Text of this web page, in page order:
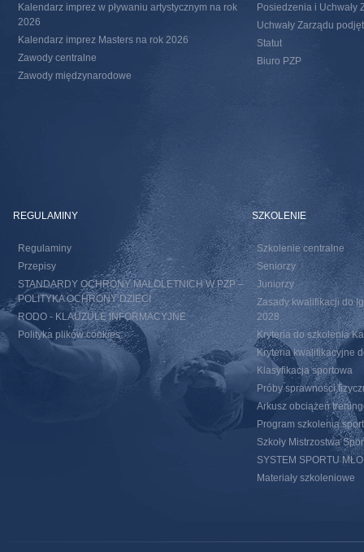
Kalendarz imprez w pływaniu artystycznym na rok
2026
Kalendarz imprez Masters na rok 2026
Zawody centralne
Zawody międzynarodowe
Posiedzenia i Uchwały
Uchwały Zarządu
Statut
Biuro PZP
REGULAMINY
Regulaminy
Przepisy
STANDARDY OCHRONY MAŁOLETNICH W PZP –
POLITYKA OCHRONY DZIECI
RODO - KLAUZULE INFORMACYJNE
Polityka plików cookies
SZKOLENIE
Szkolenie centralne
Seniorzy
Juniorzy
Zasady kwalifikacji do
2028
Kryteria do szkolenia
Kryteria kwalifikacyjne
Klasyfikacja sportowa
Próby sprawności
Arkusz obciążeń
Program szkolenia
Szkoły Mistrzostwa
SYSTEM SPORTU
Materiały szkoleniowe